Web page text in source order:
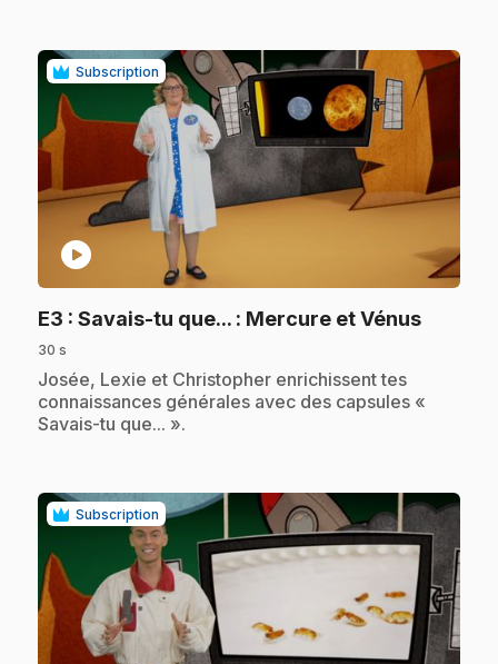
Subscription
play_circle
E3 : Savais-tu que... : Mercure et Vénus.
30 s
.Josée, Lexie et Christopher enrichissent tes
connaissances générales avec des capsules «
Savais-tu que... ».
Subscription